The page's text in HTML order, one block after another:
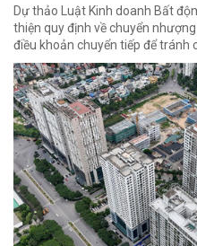
Dự thảo Luật Kinh doanh Bất
thiện quy định về chuyển
điều khoản chuyển tiếp để tránh